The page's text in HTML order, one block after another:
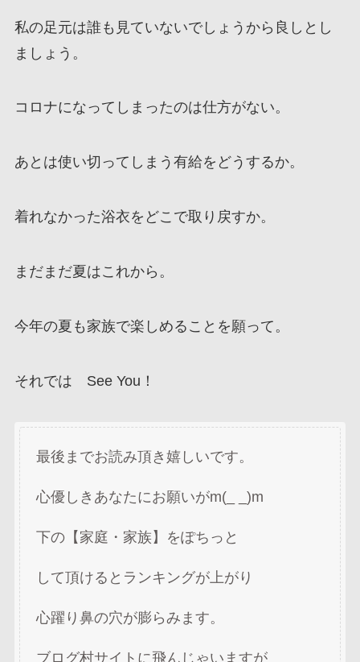
私の足元は誰も見ていないでしょうから良しとし
ましょう。
コロナになってしまったのは仕方がない。
あとは使い切ってしまう有給をどうするか。
着れなかった浴衣をどこで取り戻すか。
まだまだ夏はこれから。
今年の夏も家族で楽しめることを願って。
それでは See You！
最後までお読み頂き嬉しいです。
心優しきあなたにお願いがm(_ _)m
下の【家庭・家族】をぽちっと
して頂けるとランキングが上がり
心躍り鼻の穴が膨らみます。
ブログ村サイトに飛んじゃいますが